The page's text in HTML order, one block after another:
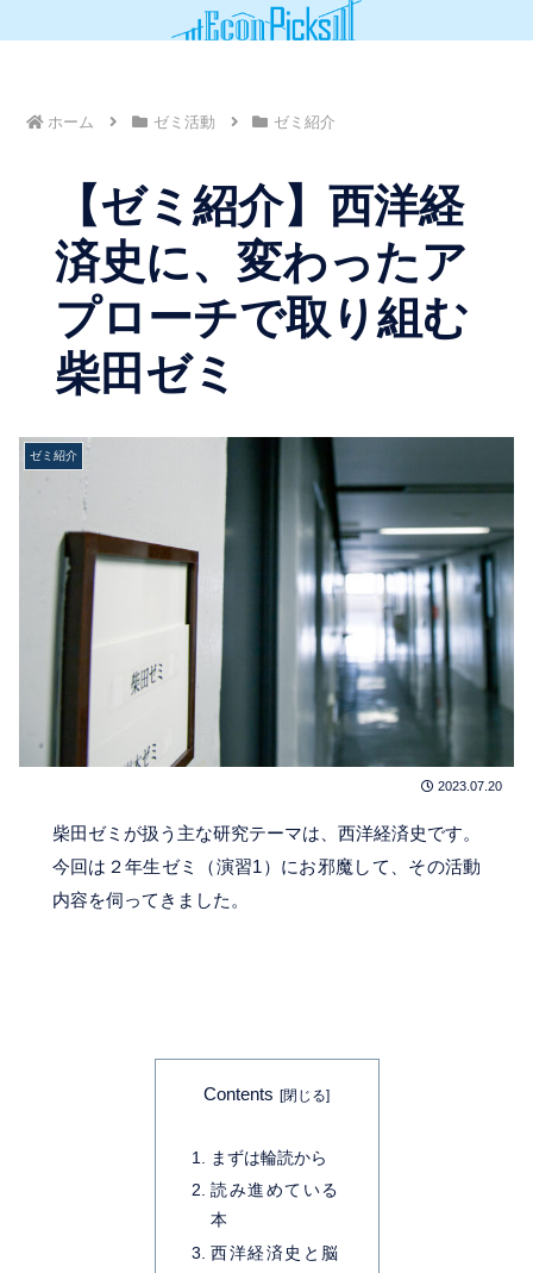
ホーム ゼミ活動 ゼミ紹介
【ゼミ紹介】西洋経
済史に、変わったア
プローチで取り組む
柴田ゼミ
ゼミ紹介
2023.07.20
柴田ゼミが扱う主な研究テーマは、西洋経済史です。
今回は２年生ゼミ（演習1）にお邪魔して、その活動
内容を伺ってきました。
Contents
まずは輪読から
読み進めている
本
西洋経済史と脳